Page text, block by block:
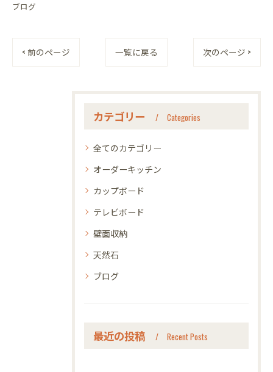
ブログ
< 前のページ 一覧に戻る 次のページ >
カテゴリー Categories
全てのカテゴリー
オーダーキッチン
カップボード
テレビボード
壁面収納
天然石
ブログ
最近の投稿 Recent Posts